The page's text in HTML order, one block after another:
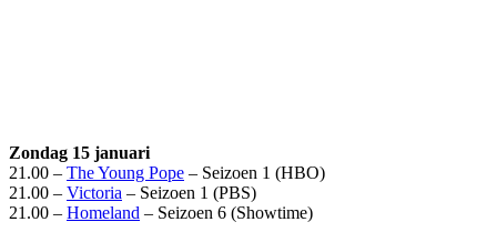
Zondag 15 januari
21.00 – The Young Pope – Seizoen 1 (HBO)
21.00 – Victoria – Seizoen 1 (PBS)
21.00 – Homeland – Seizoen 6 (Showtime)